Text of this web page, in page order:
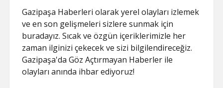
Gazipaşa Haberleri olarak yerel olayları izlemek
ve en son gelişmeleri sizlere sunmak için
buradayız. Sıcak ve özgün içeriklerimizle her
zaman ilginizi çekecek ve sizi bilgilendireceğiz.
Gazipaşa'da Göz Açtırmayan Haberler ile
olayları anında ihbar ediyoruz!